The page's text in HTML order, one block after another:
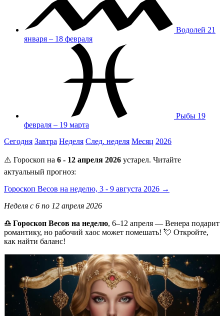
Водолей 21
января – 18 февраля
Рыбы 19
февраля – 19 марта
Сегодня Завтра Неделя След. неделя Месяц 2026
⚠️ Гороскоп на 6 - 12 апреля 2026 устарел. Читайте
актуальный прогноз:
Гороскоп Весов на неделю, 3 - 9 августа 2026 →
Неделя с 6 по 12 апреля 2026
♎ Гороскоп Весов на неделю, 6–12 апреля — Венера подарит
романтику, но рабочий хаос может помешать! 💘 Откройте,
как найти баланс!